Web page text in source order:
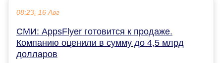
08:23, 16 Авг
СМИ: AppsFlyer готовится к продаже.
Компанию оценили в сумму до 4,5 млрд
долларов